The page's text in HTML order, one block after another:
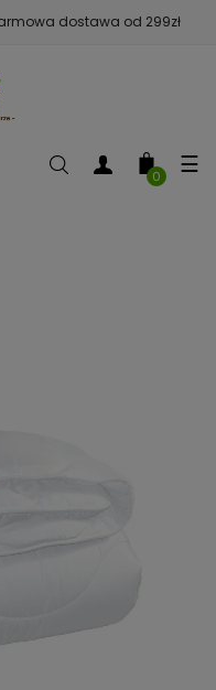
dostawa od 299zł
☰
0